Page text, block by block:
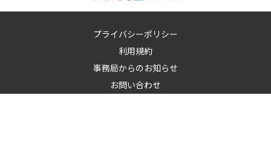
プライバシーポリシー
利用規約
事務局からのお知らせ
お問い合わせ